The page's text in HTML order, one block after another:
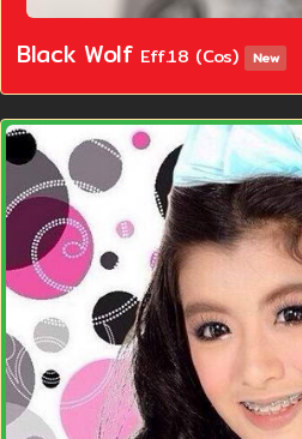
Black Wolf Eff.18 (Cos) New